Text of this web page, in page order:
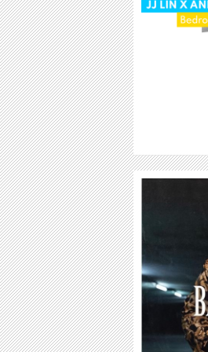
WEITER
OMAR